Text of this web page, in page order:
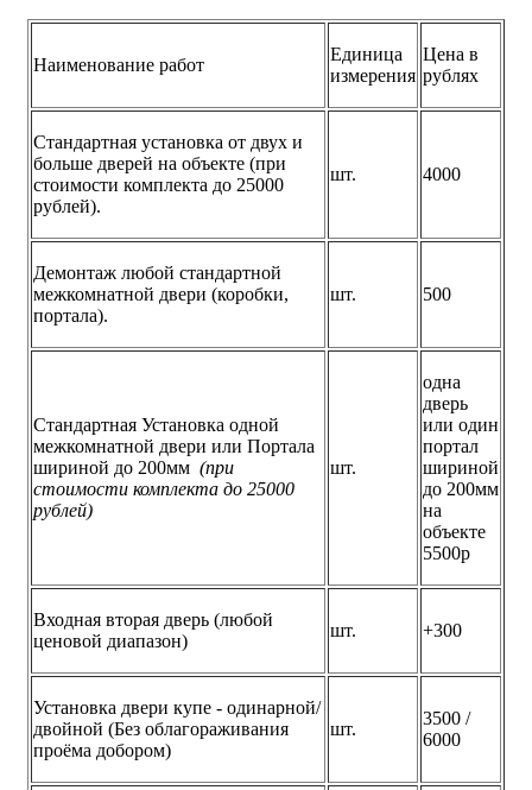
Наименование работ
Единица
измерения
Цена в
рублях
Стандартная установка от двух и
больше дверей на объекте (при
стоимости комплекта до 25000
рублей).
шт. 4000
Демонтаж любой стандартной
межкомнатной двери (коробки,
портала).
шт. 500
Стандартная Установка одной
межкомнатной двери или Портала
шириной до 200мм (при
стоимости комплекта до 25000
рублей)
шт.
одна
дверь
или один
портал
шириной
до 200мм
на
объекте
5500р
Входная вторая дверь (любой
ценовой диапазон)
шт. +300
Установка двери купе - одинарной/
двойной (Без облагораживания
проёма добором)
шт.
3500 /
6000